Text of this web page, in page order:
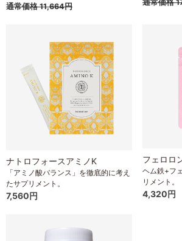
通常価格11,664円 通常価格
ナトロフォースアミノK
「アミノ酸バランス」を徹底的に考え
たサプリメント。
7,560円
フェロロ
ヘム鉄+フ
リメント。
4,320円